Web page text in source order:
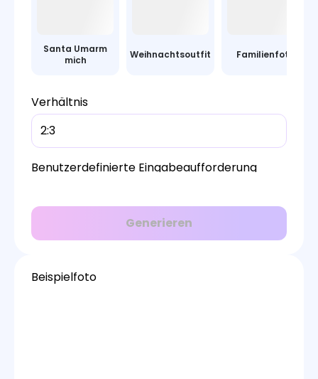
Santa Umarm
mich
Weihnachtsoutfit Familienfoto
Verhältnis
2:3
Benutzerdefinierte Eingabeaufforderung
Generieren
Beispielfoto